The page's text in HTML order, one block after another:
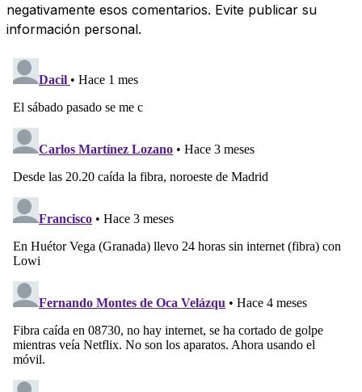
negativamente esos comentarios. Evite publicar su
información personal.